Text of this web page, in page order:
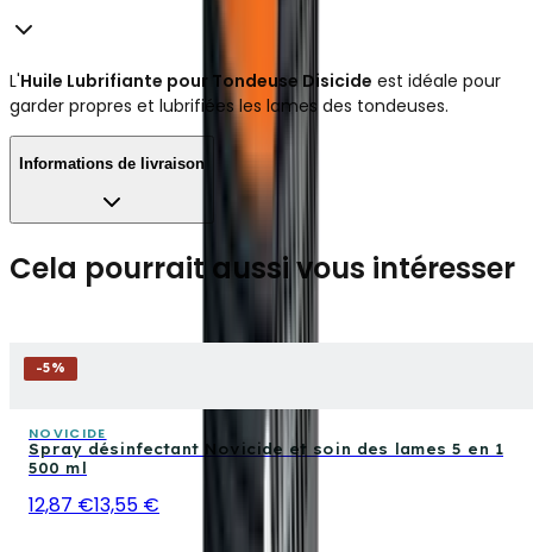
L'Huile Lubrifiante pour Tondeuse Disicide est idéale pour
garder propres et lubrifiées les lames des tondeuses.
Informations de livraison
Cela pourrait aussi vous intéresser
-5%
NOVICIDE
Spray désinfectant Novicide et soin des lames 5 en 1
500 ml
12,87 €13,55 €